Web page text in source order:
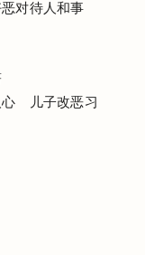
对待人和事
心 儿子改恶习